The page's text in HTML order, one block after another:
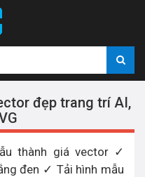
đẹp trang trí AI,
thành giá vector ✓
đen ✓ Tải hình mẫu